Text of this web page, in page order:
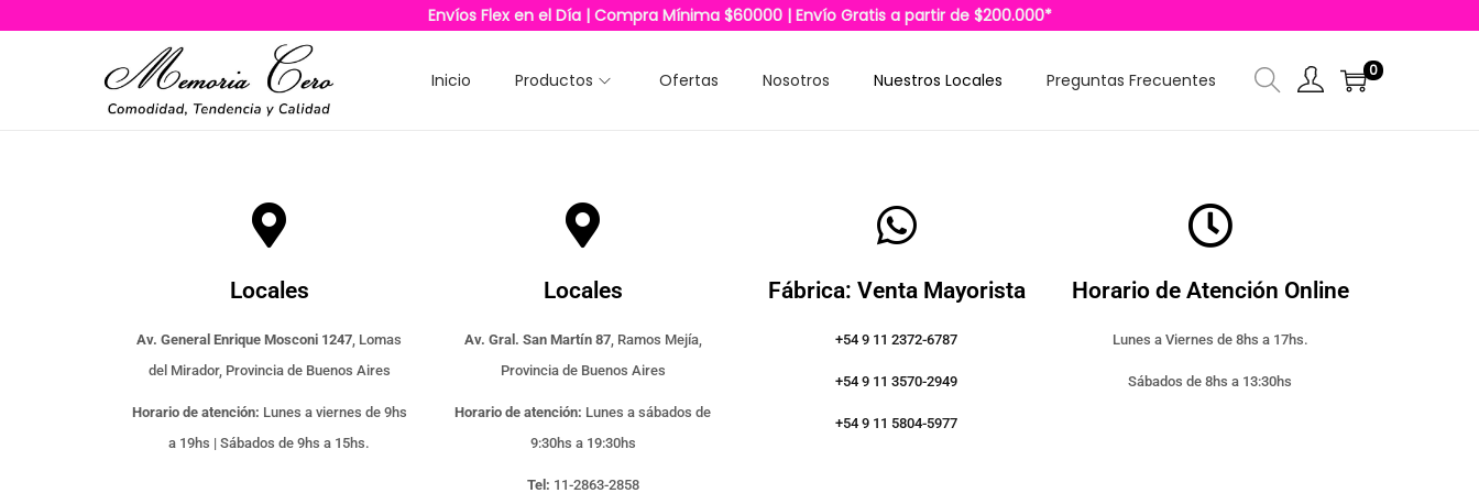
Envíos Flex en el Día | Compra Mínima $60000 | Envío Gratis a partir de $200.000*
Inicio Productos Ofertas Nosotros Nuestros Locales Preguntas Frecuentes 0
Locales
Av. General Enrique Mosconi 1247, Lomas
del Mirador, Provincia de Buenos Aires
Horario de atención: Lunes a viernes de 9hs
a 19hs | Sábados de 9hs a 15hs.
Locales
Av. Gral. San Martín 87, Ramos Mejía,
Provincia de Buenos Aires
Horario de atención: Lunes a sábados de
9:30hs a 19:30hs
Tel: 11-2863-2858
Fábrica: Venta Mayorista
+54 9 11 2372-6787
+54 9 11 3570-2949
+54 9 11 5804-5977
Horario de Atención Online
Lunes a Viernes de 8hs a 17hs.
Sábados de 8hs a 13:30hs